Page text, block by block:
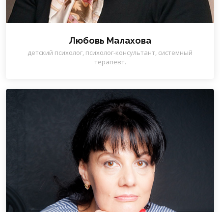
Любовь Малахова
детский психолог, психолог-консультант, системный
терапевт.